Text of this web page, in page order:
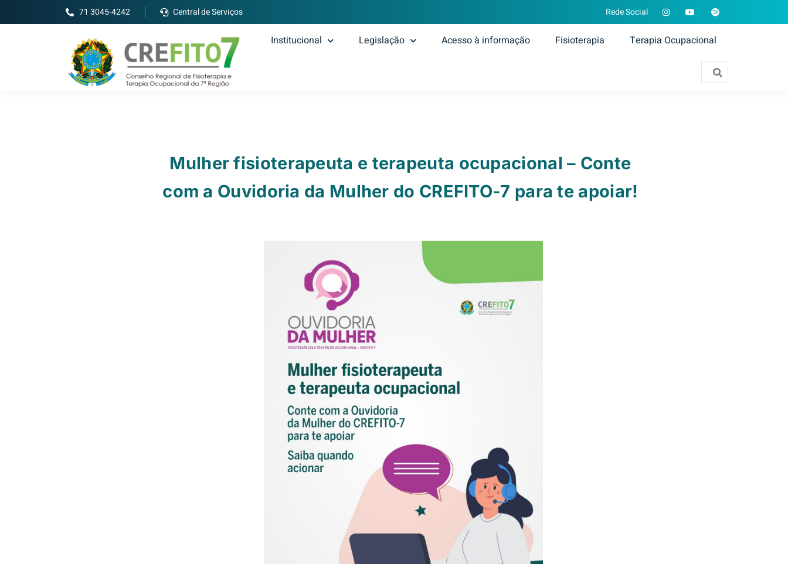
71 3045-4242 Central de Serviços Rede Social
Institucional Legislação Acesso à informação Fisioterapia Terapia Ocupacional
Mulher fisioterapeuta e terapeuta ocupacional – Conte
com a Ouvidoria da Mulher do CREFITO-7 para te apoiar!